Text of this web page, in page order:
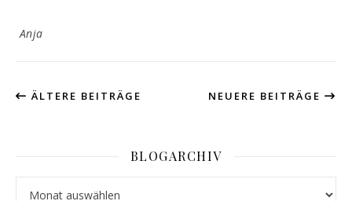
Anja
ÄLTERE BEITRÄGE NEUERE BEITRÄGE
BLOGARCHIV